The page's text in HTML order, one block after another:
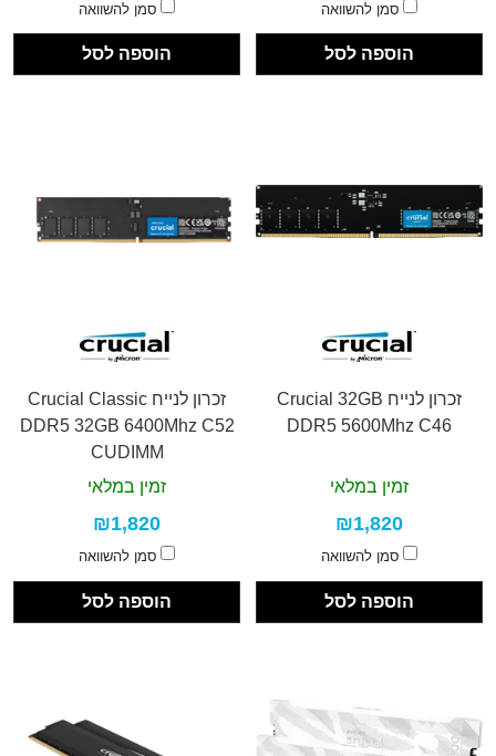
סמן להשוואה
הוספה לסל
סמן להשוואה
הוספה לסל
זכרון לנייח Crucial 32GB
DDR5 5600Mhz C46
זמין במלאי
₪1,820
סמן להשוואה
הוספה לסל
זכרון לנייח Crucial Classic
DDR5 32GB 6400Mhz C52
CUDIMM
זמין במלאי
₪1,820
סמן להשוואה
הוספה לסל